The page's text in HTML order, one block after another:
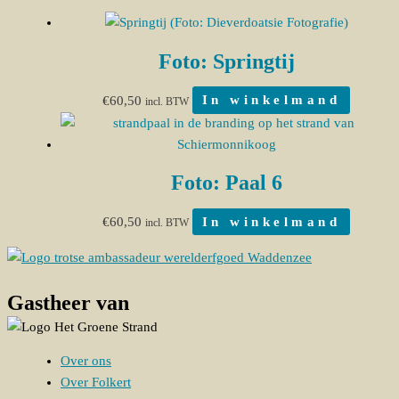
Foto: Springtij
€60,50 incl. BTW In winkelmand
Foto: Paal 6
€60,50 incl. BTW In winkelmand
Gastheer van
Over ons
Over Folkert